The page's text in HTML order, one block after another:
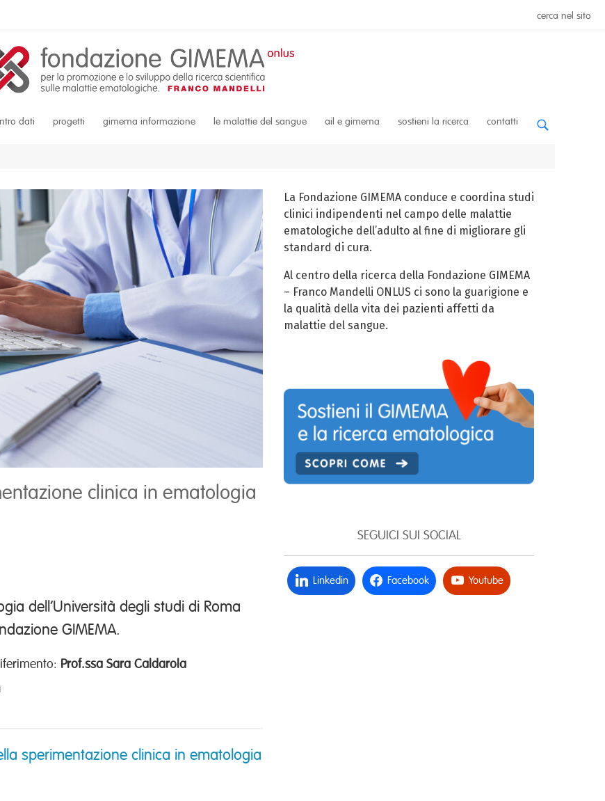
cerca nel sito
dati progetti gimema informazione le malattie del sangue ail e gimema sostieni la ricerca contatti
clinica in ematologia
dell’Università degli studi di Roma
GIMEMA.
Prof.ssa Sara Caldarola
sperimentazione clinica in ematologia
La Fondazione GIMEMA conduce e coordina studi
clinici indipendenti nel campo delle malattie
ematologiche dell’adulto al fine di migliorare gli
standard di cura.
Al centro della ricerca della Fondazione GIMEMA
– Franco Mandelli ONLUS ci sono la guarigione e
la qualità della vita dei pazienti affetti da
malattie del sangue.
SEGUICI SUI SOCIAL
Linkedin Facebook Youtube